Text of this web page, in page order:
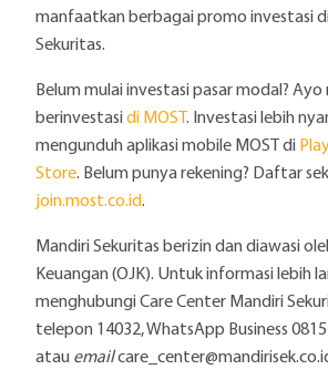
manfaatkan berbagai promo investasi
Sekuritas.
Belum mulai investasi pasar modal? Ayo
berinvestasi di MOST. Investasi lebih
mengunduh aplikasi mobile MOST di
Store. Belum punya rekening? Daftar
join.most.co.id.
Mandiri Sekuritas berizin dan diawasi
Keuangan (OJK). Untuk informasi lebih
menghubungi Care Center Mandiri
telepon 14032, WhatsApp Business
atau email